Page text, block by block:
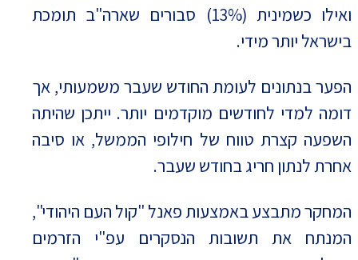
ואילו כשמינית (13%) סבורים שארה"ב תומכת
בישראל יותר מידי.
הפער בנתונים לעומת החודש שעבר משמעותי, אך
דומה למדי לחודשים מוקדמים יותר. ייתכן שהיתה
השפעה קצרת טווח של חילופי הממשל, או סיבה
אחרת לנתון חריג בחודש שעבר.
המחקר מתבצע באמצעות פאנל "קול העם היהודי",
המנתח את תשובות הנסקרים עפ"י הזרמים